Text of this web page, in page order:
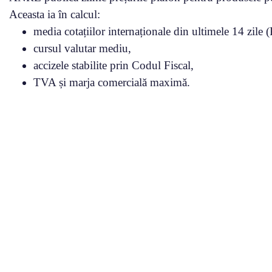
Aceasta ia în calcul:
media cotațiilor internaționale din ultimele 14 zile
cursul valutar mediu,
accizele stabilite prin Codul Fiscal,
TVA și marja comercială maximă.